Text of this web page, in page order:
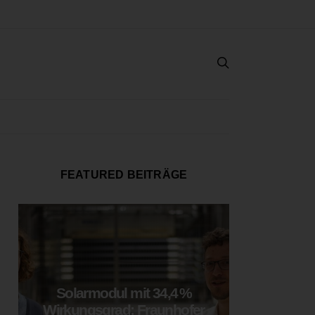
FEATURED BEITRÄGE
Solarmodul mit 34,4 %
Wirkungsgrad: Fraunhofer